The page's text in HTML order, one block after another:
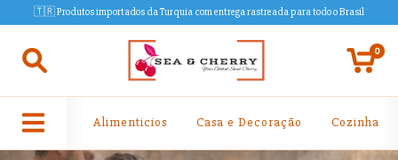
🇹🇷 Produtos importados da Turquia com entrega rastreada para todo o Brasil
0
Alimenticios Casa e Decoração Cozinha